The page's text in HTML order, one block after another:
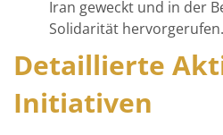
Iran geweckt und in der
Solidarität hervorgerufen.
Detaillierte
Initiativen